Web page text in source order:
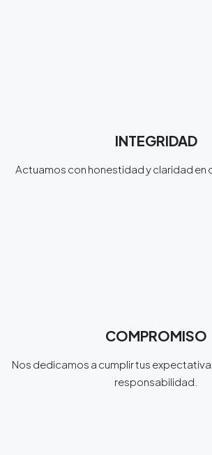
INTEGRIDAD
Actuamos con honestidad y claridad en
COMPROMISO
Nos dedicamos a cumplir tus
responsabilidad.